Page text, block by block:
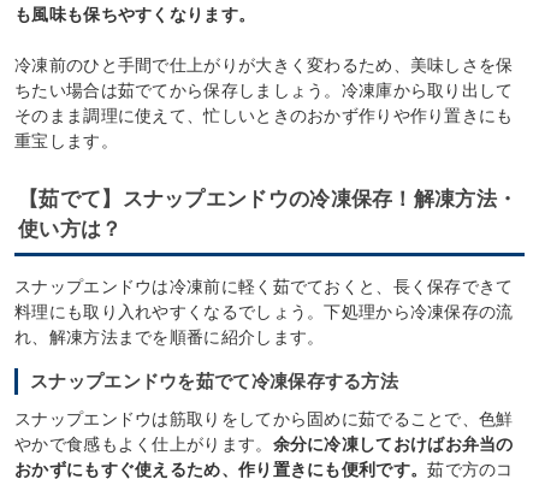
も風味も保ちやすくなります。
冷凍前のひと手間で仕上がりが大きく変わるため、美味しさを保
ちたい場合は茹でてから保存しましょう。冷凍庫から取り出して
そのまま調理に使えて、忙しいときのおかず作りや作り置きにも
重宝します。
【茹でて】スナップエンドウの冷凍保存！解凍方法・
使い方は？
スナップエンドウは冷凍前に軽く茹でておくと、長く保存できて
料理にも取り入れやすくなるでしょう。下処理から冷凍保存の流
れ、解凍方法までを順番に紹介します。
スナップエンドウを茹でて冷凍保存する方法
スナップエンドウは筋取りをしてから固めに茹でることで、色鮮
やかで食感もよく仕上がります。 余分に冷凍しておけばお弁当の
おかずにもすぐ使えるため、作り置きにも便利です。茹で方のコ